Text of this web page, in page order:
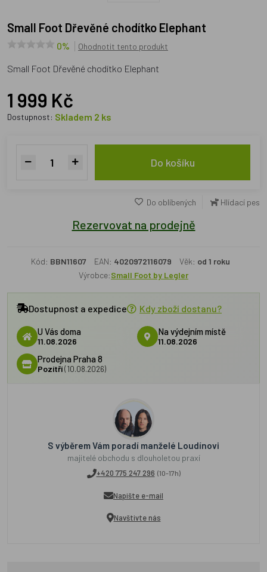
Small Foot Dřevěné chodítko Elephant
0% Ohodnotit tento produkt
Small Foot Dřevěné chodítko Elephant
1 999 Kč
Dostupnost: Skladem 2 ks
Do košíku
Do oblíbených Hlídací pes
Rezervovat na prodejně
Kód: BBN11607 EAN: 4020972116079 Věk: od 1 roku
Výrobce:Small Foot by Legler
Dostupnost a expedice Kdy zboží dostanu?
U Vás doma
11.08.2026
Na výdejním místě
11.08.2026
Prodejna Praha 8
Pozítří(10.08.2026)
S výběrem Vám poradí manželé Loudínovi
majitelé obchodu s dlouholetou praxí
+420 775 247 296 (10-17h)
Napište e-mail
Navštivte nás